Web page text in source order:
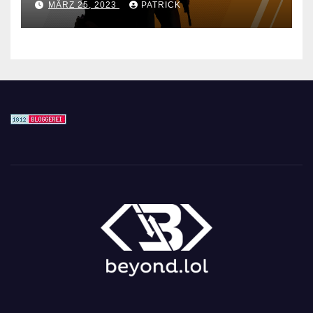
MÄRZ 25, 2023 PATRICK